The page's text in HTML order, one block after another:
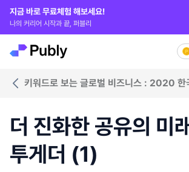
지금 바로 무료체험 해보세요!
나의 커리어 시작과 끝, 퍼블리
키워드로 보는 글로벌 비즈니스 : 2020 한
더 진화한 공유의 미
투게더 (1)